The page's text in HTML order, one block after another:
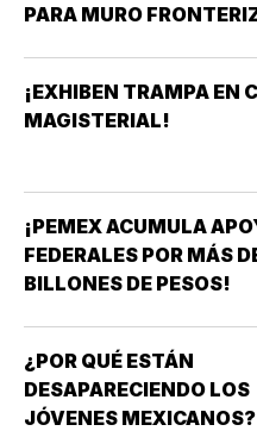
PARA MURO
¡EXHIBEN TRAMPA EN
MAGISTERIAL!
¡PEMEX ACUMULA
FEDERALES POR MÁS
BILLONES DE PESOS!
¿POR QUÉ ESTÁN
DESAPARECIENDO LOS
JÓVENES MEXICANOS?